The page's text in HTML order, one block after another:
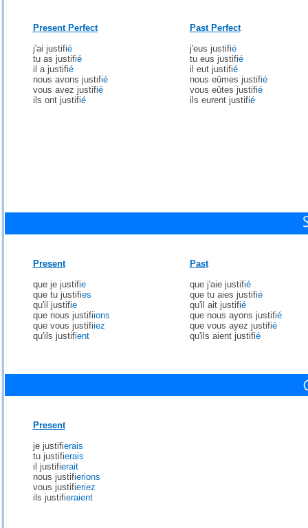
Present Perfect
j'ai justifié
tu as justifié
il a justifié
nous avons justifié
vous avez justifié
ils ont justifié
Past Perfect
j'eus justifié
tu eus justifié
il eut justifié
nous eûmes justifié
vous eûtes justifié
ils eurent justifié
Present
que je justifie
que tu justifies
qu'il justifie
que nous justifiions
que vous justifiiez
qu'ils justifient
Past
que j'aie justifié
que tu aies justifié
qu'il ait justifié
que nous ayons justifié
que vous ayez justifié
qu'ils aient justifié
Present
je justifierais
tu justifierais
il justifierait
nous justifierions
vous justifieriez
ils justifieraient